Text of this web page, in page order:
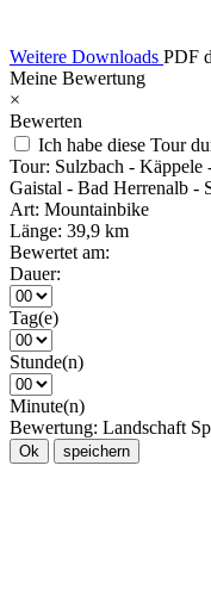
Weitere Downloads PDF
Meine Bewertung
×
Bewerten
Ich habe diese Tour
Tour: Sulzbach -
Gaistal - Bad Herrenalb -
Art: Mountainbike
Länge: 39,9 km
Bewertet am:
Dauer:
Tag(e)
Stunde(n)
Minute(n)
Bewertung: Landschaft
Ok speichern